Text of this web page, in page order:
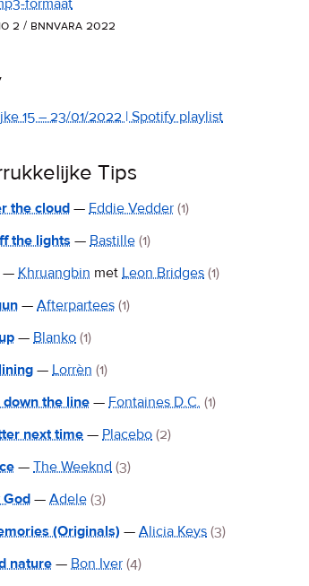
formaat
2 / bnnvara 2022
15 – 23/01/2022 | Spotify playlist
Tips
the cloud — Eddie Vedder (1)
the lights — Bastille (1)
— Khruangbin met Leon Bridges (1)
— Afterpartees (1)
— Blanko (1)
— Lorrèn (1)
the line — Fontaines D.C. (1)
next time — Placebo (2)
— The Weeknd (3)
God— Adele (3)
(Originals) — Alicia Keys (3)
nature— Bon Iver (4)